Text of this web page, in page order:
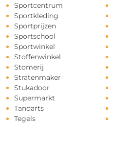
Sportcentrum
Sportkleding
Sportprijzen
Sportschool
Sportwinkel
Stoffenwinkel
Stomerij
Stratenmaker
Stukadoor
Supermarkt
Tandarts
Tegels